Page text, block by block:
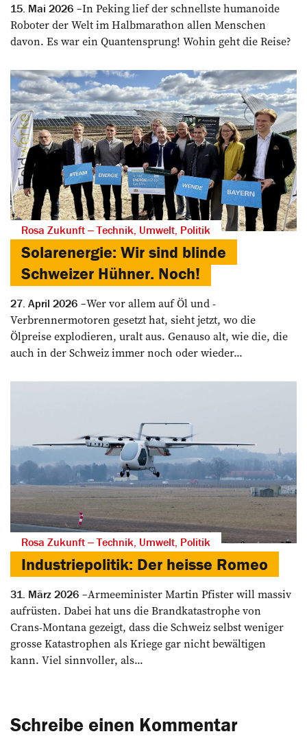
15. Mai 2026
In Peking lief der schnellste humanoide
Roboter der Welt im Halbmarathon allen Menschen
davon. Es war ein Quantensprung! Wohin geht die Reise?
Rosa Zukunft ‒ Technik, Umwelt, Politik
Solarenergie: Wir sind blinde
Schweizer Hühner. Noch!
27. April 2026
Wer vor allem auf Öl und ­
Verbrennermotoren gesetzt hat, sieht jetzt, wo die
Ölpreise explodieren, uralt aus. Genauso alt, wie die, die
auch in der Schweiz immer noch oder wieder...
Rosa Zukunft ‒ Technik, Umwelt, Politik
Industriepolitik: Der heisse Romeo
31. März 2026
Armeeminister Martin Pfister will massiv
aufrüsten. Dabei hat uns die Brandkatastrophe von
Crans-­Montana gezeigt, dass die Schweiz selbst weniger
grosse Katastrophen als Kriege gar nicht bewältigen
kann. Viel sinnvoller, als...
Schreibe einen Kommentar